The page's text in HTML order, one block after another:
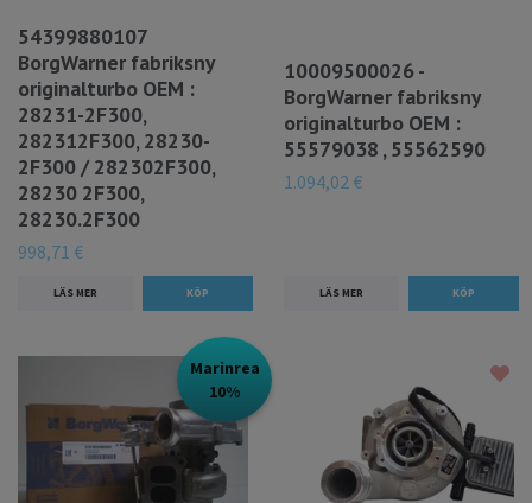
54399880107
BorgWarner fabriksny
originalturbo OEM :
28231-2F300,
282312F300, 28230-
2F300 / 282302F300,
28230 2F300,
28230.2F300
998,71 €
LÄS MER
10009500026 -
BorgWarner fabriksny
originalturbo OEM :
55579038 , 55562590
1.094,02 €
LÄS MER
Marinrea
10%